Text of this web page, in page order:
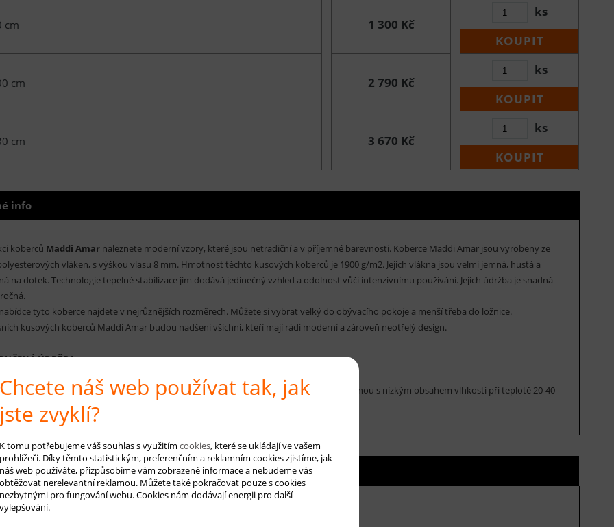
cm 1 300 Kč
ks
KOUPIT
cm 2 790 Kč
ks
KOUPIT
cm 3 670 Kč
ks
KOUPIT
info
koberců Maddi Amar naleznete moderní vzory, které jsou netradiční a v příjemné barevnosti. Koberce Maddi Amar jsou vyrobeny ze
vláken, s výškou vlasu 8 mm. Hmotnost těchto kusových koberců je 1900 g/m2. Jejich vlákna jsou velmi jemná, hustá a
na dotek. Technologie tepelné stabilizace jim dodává jedinečný vzhled a odolnost vůči intenzivnímu používání. Jejich údržba je snadná
tyto koberce najdete v nejrůznějších rozměrech. Můžete si vybrat velký do obývacího pokoje a menší třeba do ložnice.
kusových koberců Maddi Amar budou nadšeni všichni, kteří mají rádi moderní a zároveň neotřelý design.
ÚDRŽBA:
Pro pravidelné čištění těchto koberců postačí použít vysavač.
Pokud je to nutné, čistěte šamponováním měkkým kartáčkem nebo houbou, pěnou s nízkým obsahem vlhkosti při teplotě 20-40
koberec by měl být vysušen v horizontální poloze při teplotě místnosti.
produkt Hlídání ceny
Chcete náš web používat tak, jak
jste zvyklí?
K tomu potřebujeme váš souhlas s využitím cookies, které se ukládají ve vašem
prohlížeči. Díky těmto statistickým, preferenčním a reklamním cookies zjistíme, jak
náš web používáte, přizpůsobíme vám zobrazené informace a nebudeme vás
obtěžovat nerelevantní reklamou. Můžete také pokračovat pouze s cookies
nezbytnými pro fungování webu. Cookies nám dodávají energii pro další
vylepšování.